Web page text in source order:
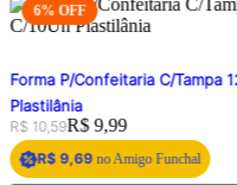
6% OFF
Forma P/Confeitaria C/Tampa
Plastilânia
Original price:
R$ 10,59Price:
R$ 9,99
R$ 9,69no Amigo Funchal